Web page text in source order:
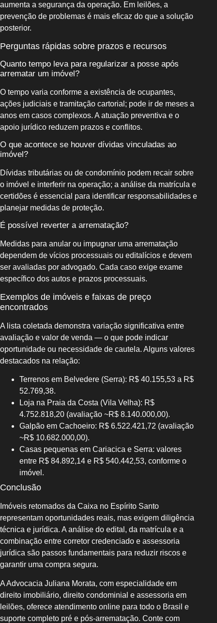
aumenta a segurança da operação. Em leilões, a
prevenção de problemas é mais eficaz do que a solução
posterior.
Perguntas rápidas sobre prazos e recursos
Quanto tempo leva para regularizar a posse após
arrematar um imóvel?
O tempo varia conforme a existência de ocupantes,
ações judiciais e tramitação cartorial; pode ir de meses a
anos em casos complexos. A atuação preventiva e o
apoio jurídico reduzem prazos e conflitos.
O que acontece se houver dívidas vinculadas ao
imóvel?
Dívidas tributárias ou de condomínio podem recair sobre
o imóvel e interferir na operação; a análise da matrícula e
certidões é essencial para identificar responsabilidades e
planejar medidas de proteção.
É possível reverter a arrematação?
Medidas para anular ou impugnar uma arrematação
dependem de vícios processuais ou editalícios e devem
ser avaliadas por advogado. Cada caso exige exame
específico dos autos e prazos processuais.
Exemplos de imóveis e faixas de preço
encontrados
A lista coletada demonstra variação significativa entre
avaliação e valor de venda — o que pode indicar
oportunidade ou necessidade de cautela. Alguns valores
destacados na relação:
Terrenos em Belvedere (Serra): R$ 40.155,53 a R$
52.769,38.
Loja na Praia da Costa (Vila Velha): R$
4.752.818,20 (avaliação ~R$ 8.140.000,00).
Galpão em Cachoeiro: R$ 6.522.421,72 (avaliação
~R$ 10.682.000,00).
Casas pequenas em Cariacica e Serra: valores
entre R$ 84.892,14 e R$ 540.442,53, conforme o
imóvel.
Conclusão
Imóveis retomados da Caixa no Espírito Santo
representam oportunidades reais, mas exigem diligência
técnica e jurídica. A análise do edital, da matrícula e a
combinação entre corretor credenciado e assessoria
jurídica são passos fundamentais para reduzir riscos e
garantir uma compra segura.
A Advocacia Juliana Morata, com especialidade em
direito imobiliário, direito condominial e assessoria em
leilões, oferece atendimento online para todo o Brasil e
suporte completo pré e pós-arrematação. Conte com